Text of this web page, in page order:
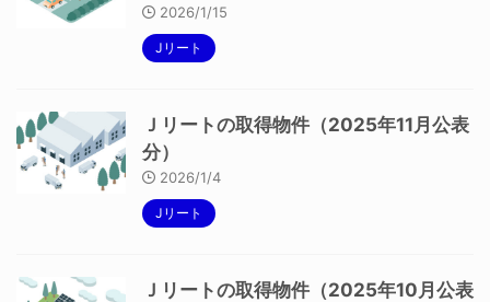
2026/1/15
Jリート
Ｊリートの取得物件（2025年11月公表
分）
2026/1/4
Jリート
Ｊリートの取得物件（2025年10月公表